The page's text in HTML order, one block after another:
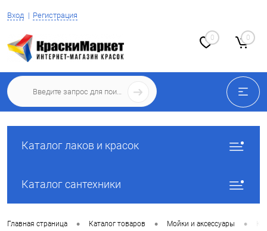
Вход Регистрация
0 0
Каталог лаков и красок
Каталог сантехники
Главная страница • Каталог товаров • Мойки и аксессуары •